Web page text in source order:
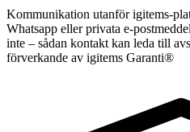
Kommunikation utanför igitems-
Whatsapp eller privata e-
inte – sådan kontakt kan leda till
förverkande av igitems Garanti®